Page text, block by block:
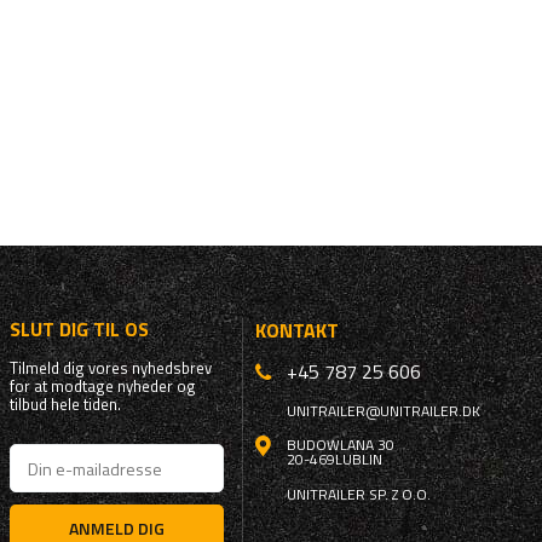
SLUT DIG TIL OS
Tilmeld dig vores nyhedsbrev
for at modtage nyheder og
tilbud hele tiden.
ANMELD DIG
KONTAKT
+45 787 25 606
UNITRAILER@UNITRAILER.DK
BUDOWLANA 30
20-469LUBLIN
UNITRAILER SP. Z O.O.